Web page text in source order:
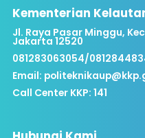
Kementerian
Jl. Raya Pasar Minggu,
Jakarta 12520
081283063054/
Email:
Call Center KKP: 141